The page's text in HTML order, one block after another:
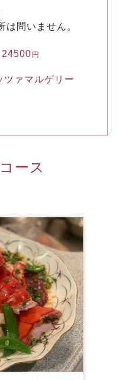
は問いません。
24500 円
ツァマルゲリー
ース